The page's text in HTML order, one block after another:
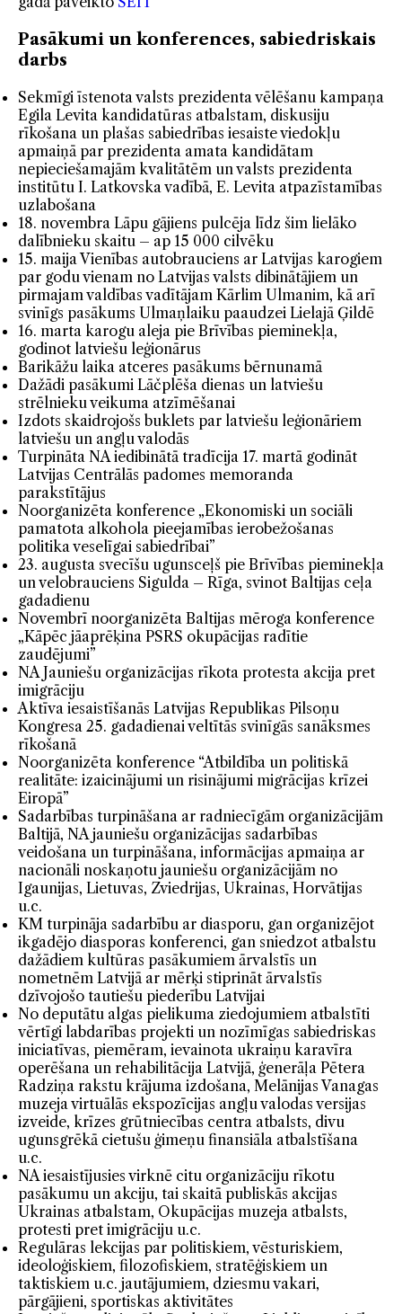
Pasākumi un konferences, sabiedriskais
darbs
Sekmīgi īstenota valsts prezidenta vēlēšanu kampaņa
Egila Levita kandidatūras atbalstam, diskusiju
rīkošana un plašas sabiedrības iesaiste viedokļu
apmaiņā par prezidenta amata kandidātam
nepieciešamajām kvalitātēm un valsts prezidenta
institūtu I. Latkovska vadībā, E. Levita atpazīstamības
uzlabošana
18. novembra Lāpu gājiens pulcēja līdz šim lielāko
dalībnieku skaitu – ap 15 000 cilvēku
15. maija Vienības autobrauciens ar Latvijas karogiem
par godu vienam no Latvijas valsts dibinātājiem un
pirmajam valdības vadītājam Kārlim Ulmanim, kā arī
svinīgs pasākums Ulmaņlaiku paaudzei Lielajā Ģildē
16. marta karogu aleja pie Brīvības pieminekļa,
godinot latviešu leģionārus
Barikāžu laika atceres pasākums bērnunamā
Dažādi pasākumi Lāčplēša dienas un latviešu
strēlnieku veikuma atzīmēšanai
Izdots skaidrojošs buklets par latviešu leģionāriem
latviešu un angļu valodās
Turpināta NA iedibinātā tradīcija 17. martā godināt
Latvijas Centrālās padomes memoranda
parakstītājus
Noorganizēta konference „Ekonomiski un sociāli
pamatota alkohola pieejamības ierobežošanas
politika veselīgai sabiedrībai”
23. augusta svecīšu ugunsceļš pie Brīvības pieminekļa
un velobrauciens Sigulda – Rīga, svinot Baltijas ceļa
gadadienu
Novembrī noorganizēta Baltijas mēroga konference
„Kāpēc jāaprēķina PSRS okupācijas radītie
zaudējumi”
NA Jauniešu organizācijas rīkota protesta akcija pret
imigrāciju
Aktīva iesaistīšanās Latvijas Republikas Pilsoņu
Kongresa 25. gadadienai veltītās svinīgās sanāksmes
rīkošanā
Noorganizēta konference “Atbildība un politiskā
realitāte: izaicinājumi un risinājumi migrācijas krīzei
Eiropā”
Sadarbības turpināšana ar radniecīgām organizācijām
Baltijā, NA jauniešu organizācijas sadarbības
veidošana un turpināšana, informācijas apmaiņa ar
nacionāli noskaņotu jauniešu organizācijām no
Igaunijas, Lietuvas, Zviedrijas, Ukrainas, Horvātijas
u.c.
KM turpināja sadarbību ar diasporu, gan organizējot
ikgadējo diasporas konferenci, gan sniedzot atbalstu
dažādiem kultūras pasākumiem ārvalstīs un
nometnēm Latvijā ar mērķi stiprināt ārvalstīs
dzīvojošo tautiešu piederību Latvijai
No deputātu algas pielikuma ziedojumiem atbalstīti
vērtīgi labdarības projekti un nozīmīgas sabiedriskas
iniciatīvas, piemēram, ievainota ukraiņu karavīra
operēšana un rehabilitācija Latvijā, ģenerāļa Pētera
Radziņa rakstu krājuma izdošana, Melānijas Vanagas
muzeja virtuālās ekspozīcijas angļu valodas versijas
izveide, krīzes grūtniecības centra atbalsts, divu
ugunsgrēkā cietušu ģimeņu finansiāla atbalstīšana
u.c.
NA iesaistījusies virknē citu organizāciju rīkotu
pasākumu un akciju, tai skaitā publiskās akcijas
Ukrainas atbalstam, Okupācijas muzeja atbalsts,
protesti pret imigrāciju u.c.
Regulāras lekcijas par politiskiem, vēsturiskiem,
ideoloģiskiem, filozofiskiem, stratēģiskiem un
taktiskiem u.c. jautājumiem, dziesmu vakari,
pārgājieni, sportiskas aktivitātes